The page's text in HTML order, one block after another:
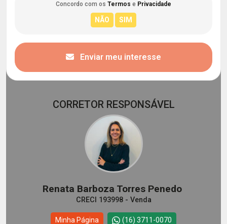
Concordo com os Termos e Privacidade
Enviar meu interesse
CORRETOR RESPONSÁVEL
Renata Barboza Torres Penedo
CRECI 193998 - Venda
Minha Página (16) 3711-0070